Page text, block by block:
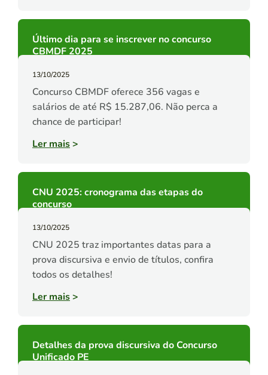
Último dia para se inscrever no concurso
CBMDF 2025
13/10/2025
Concurso CBMDF oferece 356 vagas e
salários de até R$ 15.287,06. Não perca a
chance de participar!
Ler mais>
CNU 2025: cronograma das etapas do
concurso
13/10/2025
CNU 2025 traz importantes datas para a
prova discursiva e envio de títulos, confira
todos os detalhes!
Ler mais>
Detalhes da prova discursiva do Concurso
Unificado PE